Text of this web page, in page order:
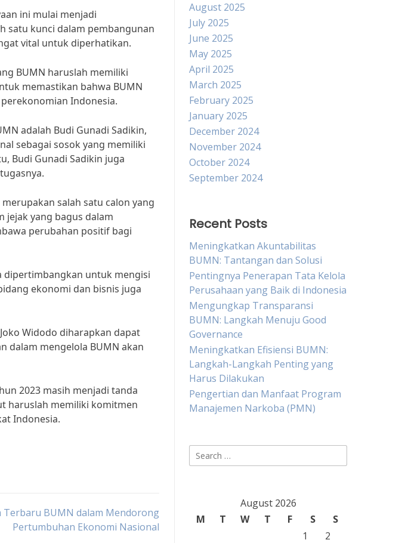
ini mulai menjadi
satu kunci dalam pembangunan
vital untuk diperhatikan.
BUMN haruslah memiliki
memastikan bahwa BUMN
Indonesia.
adalah Budi Gunadi Sadikin,
sebagai sosok yang memiliki
Budi Gunadi Sadikin juga
salah satu calon yang
jejak yang bagus dalam
perubahan positif bagi
dipertimbangkan untuk mengisi
ekonomi dan bisnis juga
Widodo diharapkan dapat
dalam mengelola BUMN akan
2023 masih menjadi tanda
haruslah memiliki komitmen
Indonesia.
Terbaru BUMN dalam Mendorong
Pertumbuhan Ekonomi Nasional
August 2025
July 2025
June 2025
May 2025
April 2025
March 2025
February 2025
January 2025
December 2024
November 2024
October 2024
September 2024
Recent Posts
Meningkatkan Akuntabilitas
BUMN: Tantangan dan Solusi
Pentingnya Penerapan Tata Kelola
Perusahaan yang Baik di Indonesia
Mengungkap Transparansi
BUMN: Langkah Menuju Good
Governance
Meningkatkan Efisiensi BUMN:
Langkah-Langkah Penting yang
Harus Dilakukan
Pengertian dan Manfaat Program
Manajemen Narkoba (PMN)
Search
for:
August 2026
M
T W T F S
S
1
2